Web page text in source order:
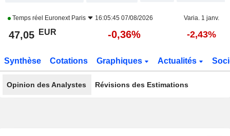
Temps réel Euronext Paris 16:05:45 07/08/2026 Varia. 1 janv.
47,05 EUR -0,36% -2,43%
Synthèse Cotations Graphiques Actualités
Opinion des Analystes Révisions des Estimations